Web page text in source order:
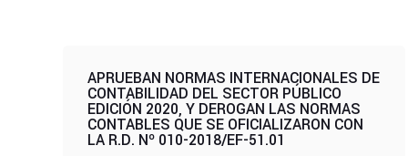
APRUEBAN NORMAS INTERNACIONALES DE
CONTABILIDAD DEL SECTOR PÚBLICO
EDICIÓN 2020, Y DEROGAN LAS NORMAS
CONTABLES QUE SE OFICIALIZARON CON
LA R.D. Nº 010-2018/EF-51.01